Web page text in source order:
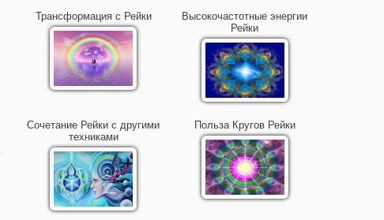
Трансформация с Рейки
Высокочастотные энергии
Рейки
Сочетание Рейки с другими
техниками
Польза Кругов Рейки